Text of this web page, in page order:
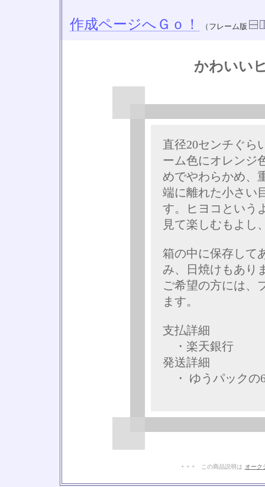
作成ページへＧｏ！ （フレーム版
かわいい
直径20センチぐら
ーム色にオレンジ
めでやわらかめ、
端に離れた小さい
す。ヒヨコという
見て楽しむもよし
箱の中に保存して
み、日焼けもあり
ご希望の方には、
ます。
支払詳細
・楽天銀行
発送詳細
・ ゆうパックの
+ + + この商品説明は オーク